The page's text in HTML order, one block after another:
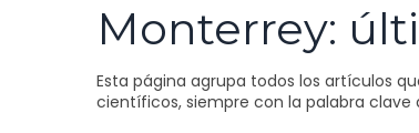
Monterrey:
Esta página agrupa todos los artículos
científicos, siempre con la palabra clave